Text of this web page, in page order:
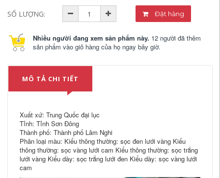
SỐ LƯỢNG: Đặt hàng
Nhiều người đang xem sản phẩm này. 12 người đã thêm
sản phẩm vào giỏ hàng của họ ngay bây giờ.
MÔ TẢ CHI TIẾT
Xuất xứ: Trung Quốc đại lục
Tỉnh: Tỉnh Sơn Đông
Thành phố: Thành phố Lâm Nghi
Phân loại màu: Kiểu thông thường: sọc đen lưới vàng Kiểu
thông thường: sọc vàng lưới cam Kiểu thông thường: sọc trắng
lưới vàng Kiểu dày: sọc trắng lưới đen Kiểu dày: sọc vàng lưới
cam